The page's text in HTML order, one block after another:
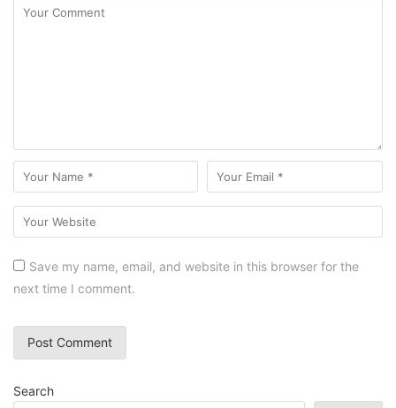
Save my name, email, and website in this browser for the
next time I comment.
Search